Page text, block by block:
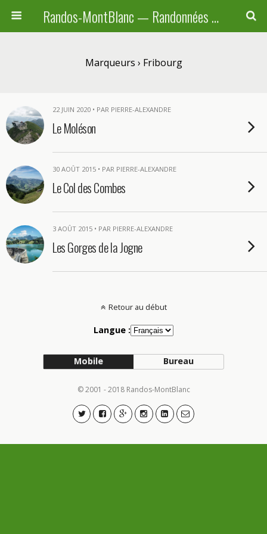
Randos-MontBlanc — Randonnées pédestres familiales en Haute-Savoie, Suisse et Italie
Marqueurs › Fribourg
22 JUIN 2020 • PAR PIERRE-ALEXANDRE
Le Moléson
30 AOÛT 2015 • PAR PIERRE-ALEXANDRE
Le Col des Combes
3 AOÛT 2015 • PAR PIERRE-ALEXANDRE
Les Gorges de la Jogne
Retour au début
Langue :
Mobile Bureau
© 2001 - 2018 Randos-MontBlanc